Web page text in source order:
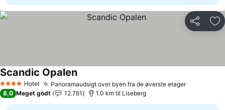
Del
4 StjernerHotel Panoramaudsigt over byen fra de øverste etagerSe priser
Scandic OpalenSe priser
8,0 Meget godt 12.761 1.0 km til Liseberg